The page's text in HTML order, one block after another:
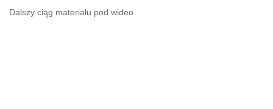
Dalszy ciąg materiału pod wideo